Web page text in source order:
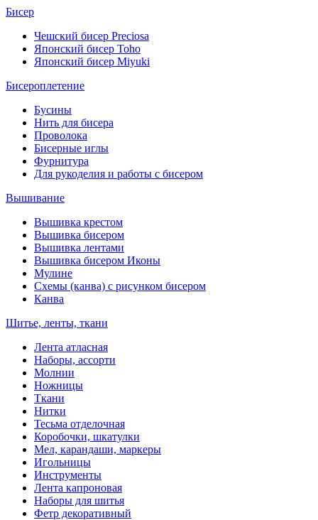
Бисер
Чешский бисер Preciosa
Японский бисер Toho
Японский бисер Miyuki
Бисероплетение
Бусины
Нить для бисера
Проволока
Бисерные иглы
Фурнитура
Для рукоделия и работы с бисером
Вышивание
Вышивка крестом
Вышивка бисером
Вышивка лентами
Вышивка бисером Иконы
Мулине
Схемы (канва) с рисунком бисером
Канва
Шитье, ленты, ткани
Лента атласная
Наборы, ассорти
Молнии
Ножницы
Ткани
Нитки
Тесьма отделочная
Коробочки, шкатулки
Мел, карандаши, маркеры
Игольницы
Инструменты
Лента капроновая
Наборы для шитья
Фетр декоративный